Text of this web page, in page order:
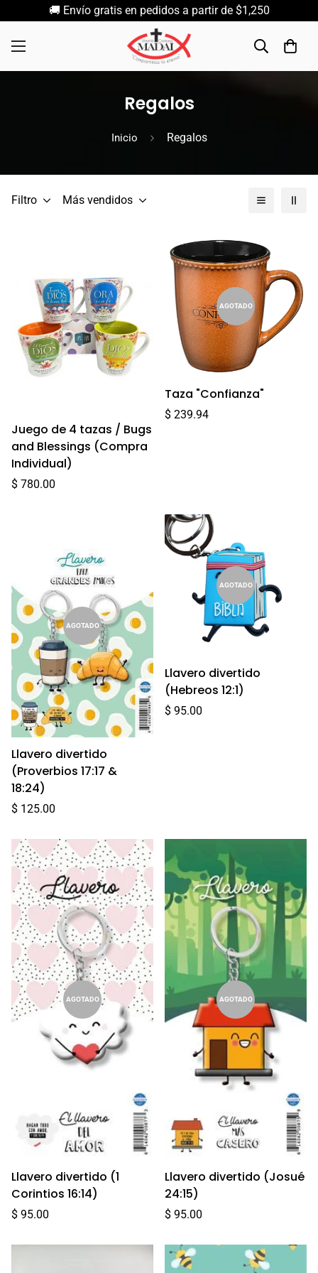
🚚 Envío gratis en pedidos a partir de $1,250
Regalos
Inicio Regalos
Filtro Más vendidos
Juego de 4 tazas / Bugs
and Blessings (Compra
Individual)
Precio
$ 780.00
AGOTADO
Taza "Confianza"
Precio
$ 239.94
AGOTADO
Llavero divertido
(Proverbios 17:17 &
18:24)
Precio
$ 125.00
AGOTADO
Llavero divertido
(Hebreos 12:1)
Precio
$ 95.00
AGOTADO
Llavero divertido (1
Corintios 16:14)
Precio
$ 95.00
AGOTADO
Llavero divertido (Josué
24:15)
Precio
$ 95.00